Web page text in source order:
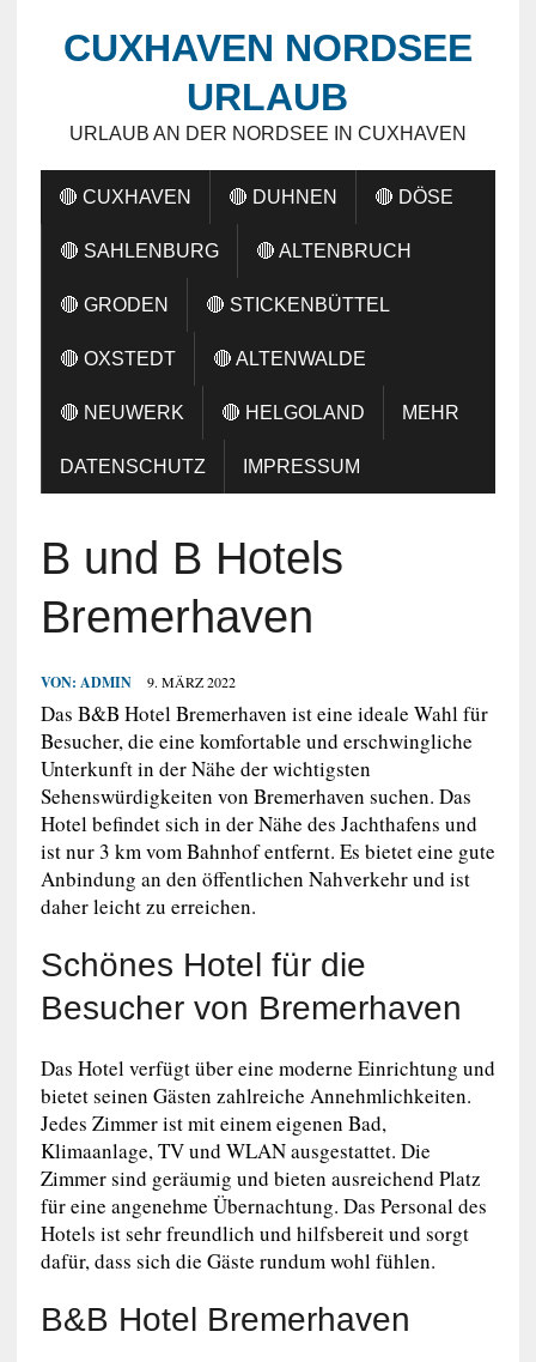
CUXHAVEN NORDSEE
URLAUB
URLAUB AN DER NORDSEE IN CUXHAVEN
🔴 CUXHAVEN 🔴 DUHNEN 🔴 DÖSE
🔴 SAHLENBURG 🔴 ALTENBRUCH
🔴 GRODEN 🔴 STICKENBÜTTEL
🔴 OXSTEDT 🔴 ALTENWALDE
🔴 NEUWERK 🔴 HELGOLAND MEHR
DATENSCHUTZ IMPRESSUM
B und B Hotels
Bremerhaven
VON: ADMIN 9. MÄRZ 2022
Das B&B Hotel Bremerhaven ist eine ideale Wahl für
Besucher, die eine komfortable und erschwingliche
Unterkunft in der Nähe der wichtigsten
Sehenswürdigkeiten von Bremerhaven suchen. Das
Hotel befindet sich in der Nähe des Jachthafens und
ist nur 3 km vom Bahnhof entfernt. Es bietet eine gute
Anbindung an den öffentlichen Nahverkehr und ist
daher leicht zu erreichen.
Schönes Hotel für die
Besucher von Bremerhaven
Das Hotel verfügt über eine moderne Einrichtung und
bietet seinen Gästen zahlreiche Annehmlichkeiten.
Jedes Zimmer ist mit einem eigenen Bad,
Klimaanlage, TV und WLAN ausgestattet. Die
Zimmer sind geräumig und bieten ausreichend Platz
für eine angenehme Übernachtung. Das Personal des
Hotels ist sehr freundlich und hilfsbereit und sorgt
dafür, dass sich die Gäste rundum wohl fühlen.
B&B Hotel Bremerhaven